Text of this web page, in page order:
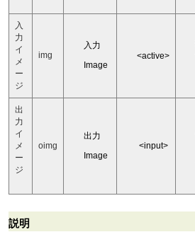
入
力
イ
メ
ー
ジ
img
入力
Image
<active>
出
力
イ
メ
ー
ジ
oimg
出力
Image
<input>
説明